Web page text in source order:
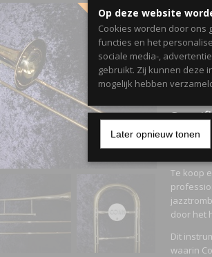
VERKOCHT €
✘Niet
Bruto
Te koop
door het
Dit
waarin
Op deze website
Cookies worden door ons
functies en het
sociale media-,
gebruikt. Zij kunnen deze
mogelijk hebben
Later opnieuw tonen